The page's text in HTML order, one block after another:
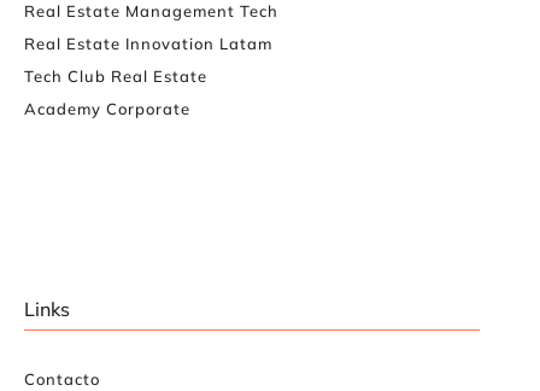
Real Estate Management Tech
Real Estate Innovation Latam
Tech Club Real Estate
Academy Corporate
Links
Contacto